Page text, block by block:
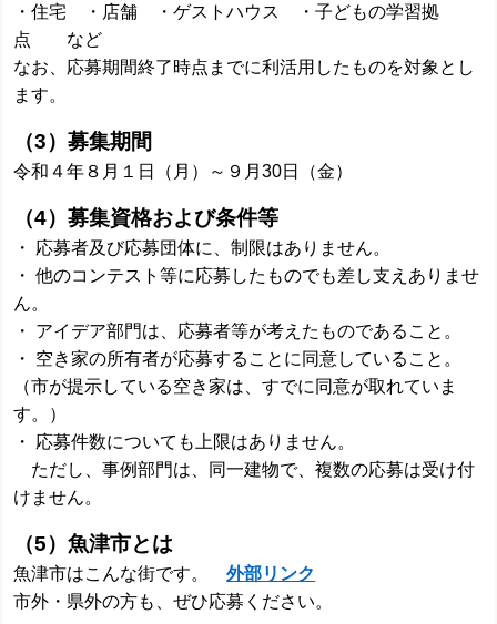
・住宅 ・店舗 ・ゲストハウス ・子どもの学習拠
点 など
なお、応募期間終了時点までに利活用したものを対象とし
ます。
（3）募集期間
令和４年８月１日（月）～９月30日（金）
（4）募集資格および条件等
・ 応募者及び応募団体に、制限はありません。
・ 他のコンテスト等に応募したものでも差し支えありませ
ん。
・ アイデア部門は、応募者等が考えたものであること。
・ 空き家の所有者が応募することに同意していること。
（市が提示している空き家は、すでに同意が取れていま
す。）
・ 応募件数についても上限はありません。
ただし、事例部門は、同一建物で、複数の応募は受け付
けません。
（5）魚津市とは
魚津市はこんな街です。
外部リンク
市外・県外の方も、ぜひ応募ください。